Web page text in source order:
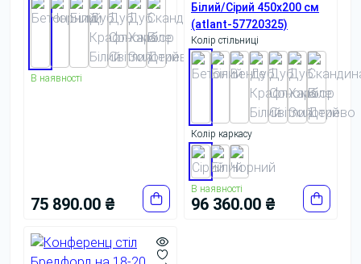
В наявності
75 890.00 ₴
Білий/Сірий 450x200 см
(atlant-57720325)
Колір стільниці
Колір каркасу
В наявності
96 360.00 ₴